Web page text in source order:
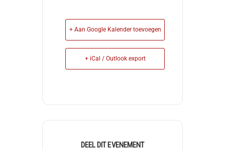
+ Aan Google Kalender toevoegen
+ iCal / Outlook export
DEEL DIT EVENEMENT